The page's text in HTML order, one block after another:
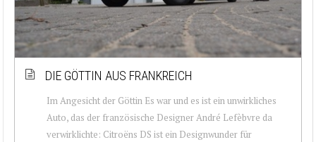
DIE GÖTTIN AUS FRANKREICH
Im Angesicht der Göttin Es war und es ist ein unwirkliches
Auto, das der französische Designer André Lefèbvre da
verwirklichte: Citroëns DS ist ein Designwunder für